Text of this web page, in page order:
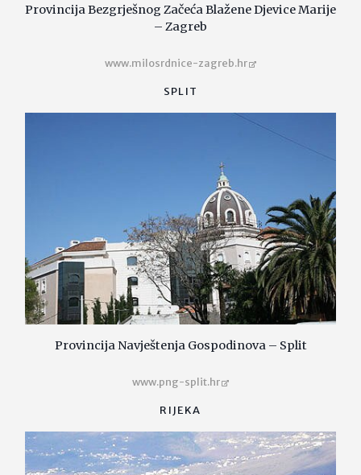
Provincija Bezgrješnog Začeća Blažene Djevice Marije
– Zagreb
www.milosrdnice-zagreb.hr
SPLIT
Provincija Navještenja Gospodinova – Split
www.png-split.hr
RIJEKA